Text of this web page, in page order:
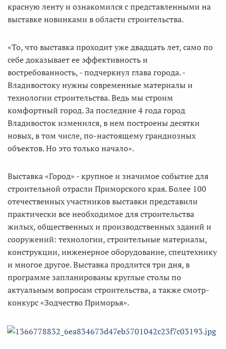
красную ленту и ознакомился с представленными на
выставке новинками в области строительства.
«То, что выставка проходит уже двадцать лет, само по
себе доказывает ее эффективность и
востребованность, - подчеркнул глава города. -
Владивостоку нужны современные материалы и
технологии строительства. Ведь мы строим
комфортный город. За последние 4 года город
Владивосток изменился, в нем построены десятки
новых, в том числе, по-настоящему грандиозных
объектов. Но это только начало».
Выставка «Город» - крупное и значимое событие для
строительной отрасли Приморского края. Более 100
отечественных участников выставки представили
практически все необходимое для строительства
жилых, общественных и производственных зданий и
сооружений: технологии, строительные материалы,
конструкции, инженерное оборудование, спецтехнику
и многое другое. Выставка продлится три дня, в
программе запланированы круглые столы по
актуальным вопросам строительства, а также смотр-
конкурс «Зодчество Приморья».